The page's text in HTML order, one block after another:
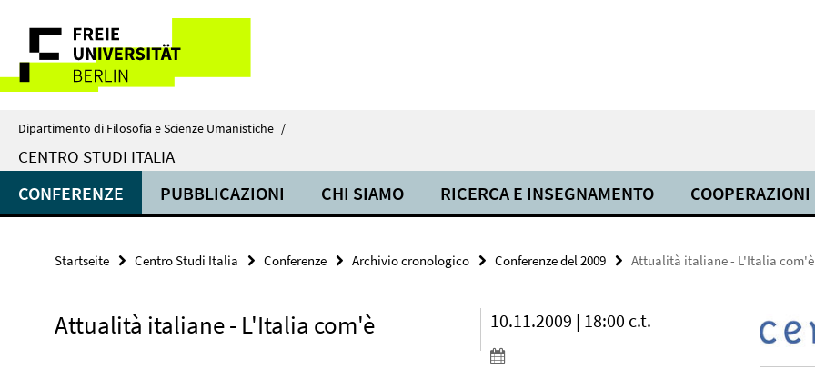
direkt
Inhalt
Service-
Navigation
Dipartimento di Filosofia e Scienze Umanistiche /
CENTRO STUDI ITALIA
CONFERENZE PUBBLICAZIONI CHI SIAMO RICERCA E INSEGNAMENTO COOPERAZIONI
Startseite Centro Studi Italia Conferenze Archivio cronologico Conferenze del 2009 Attualità italiane - L'Italia com'è
Attualità italiane - L'Italia com'è 10.11.2009 | 18:00 c.t.